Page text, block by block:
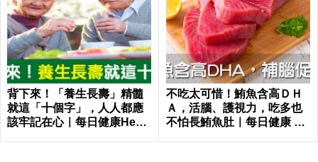
背下來！「養生長壽」精髓
就這「十個字」，人人都應
該牢記在心｜每日健康Healt
不吃太可惜！鮪魚含高ＤＨ
Ａ，活腦、護視力，吃多也
不怕長鮪魚肚｜每日健康 He